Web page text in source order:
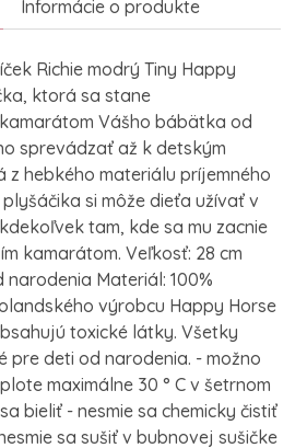
Informácie o produkte
modrý Tiny Happy
ktorá sa stane
Vášho bábätka od
sprevádzať až k detským
si môže dieťa užívať v
tam, kde sa mu zacnie
Veľkosť: 28 cm
Materiál: 100%
toxické látky. Všetky
deti od narodenia. - možno
bieliť - nesmie sa chemicky čistiť
sa žehliť - nesmie sa sušiť v bubnovej sušičke